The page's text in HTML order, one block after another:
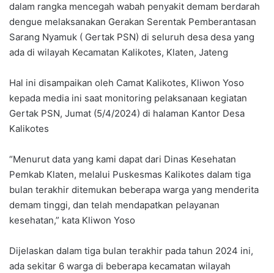
dalam rangka mencegah wabah penyakit demam berdarah
dengue melaksanakan Gerakan Serentak Pemberantasan
Sarang Nyamuk ( Gertak PSN) di seluruh desa desa yang
ada di wilayah Kecamatan Kalikotes, Klaten, Jateng
Hal ini disampaikan oleh Camat Kalikotes, Kliwon Yoso
kepada media ini saat monitoring pelaksanaan kegiatan
Gertak PSN, Jumat (5/4/2024) di halaman Kantor Desa
Kalikotes
“Menurut data yang kami dapat dari Dinas Kesehatan
Pemkab Klaten, melalui Puskesmas Kalikotes dalam tiga
bulan terakhir ditemukan beberapa warga yang menderita
demam tinggi, dan telah mendapatkan pelayanan
kesehatan,” kata Kliwon Yoso
Dijelaskan dalam tiga bulan terakhir pada tahun 2024 ini,
ada sekitar 6 warga di beberapa kecamatan wilayah